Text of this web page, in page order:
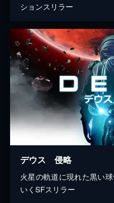
ションスリラー
デウス 侵略
火星の軌道に現れた黒い
いくSFスリラー